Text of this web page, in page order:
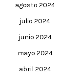
agosto 2024
julio 2024
junio 2024
mayo 2024
abril 2024